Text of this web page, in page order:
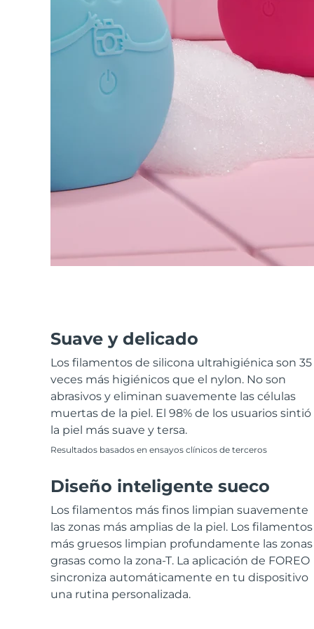
Suave y delicado
Los filamentos de silicona ultrahigiénica son 35
veces más higiénicos que el nylon. No son
abrasivos y eliminan suavemente las células
muertas de la piel. El 98% de los usuarios sintió
la piel más suave y tersa.
Resultados basados en ensayos clínicos de terceros
Diseño inteligente sueco
Los filamentos más finos limpian suavemente
las zonas más amplias de la piel. Los filamentos
más gruesos limpian profundamente las zonas
grasas como la zona-T. La aplicación de FOREO
sincroniza automáticamente en tu dispositivo
una rutina personalizada.